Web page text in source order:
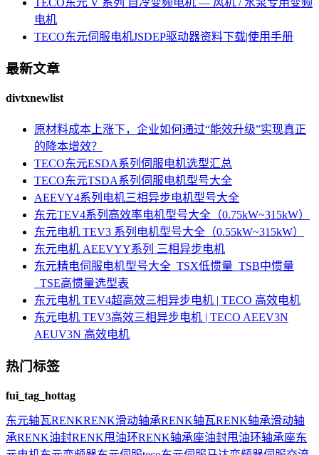
TECO东元 V 系列 自冷变频电机 — 风机 / 水泵专用变频
电机
TECO东元伺服电机JSDEP驱动器资料下载|使用手册
最新文章
divtxnewlist
原材料成本上涨下，企业如何通过“能效升级”实现真正
的降本增效？
TECO东元ESDA系列伺服电机选型汇总
TECO东元TSDA系列伺服电机型号大全
AEEVY4系列电机三相异步电机型号大全
东元TEV4系列高效率电机型号大全（0.75kW~315kW）
东元电机 TEV3 系列电机型号大全（0.55kW~315kW）
东元电机 AEEVYY系列 三相异步电机
东元精电伺服电机型号大全_TSX低惯量_TSB中惯量
_TSE高惯量选型表
东元电机 TEV4超高效三相异步电机 | TECO 高效电机
东元电机 TEV3高效三相异步电机 | TECO AEEV3N
AEUV3N 高效电机
热门标签
fui_tag_hottag
东元轴瓦RENKRENK滑动轴承RENK轴瓦RENK轴承滑动轴
承RENK油封RENK甩油环RENK轴承座油封甩油环轴承座东